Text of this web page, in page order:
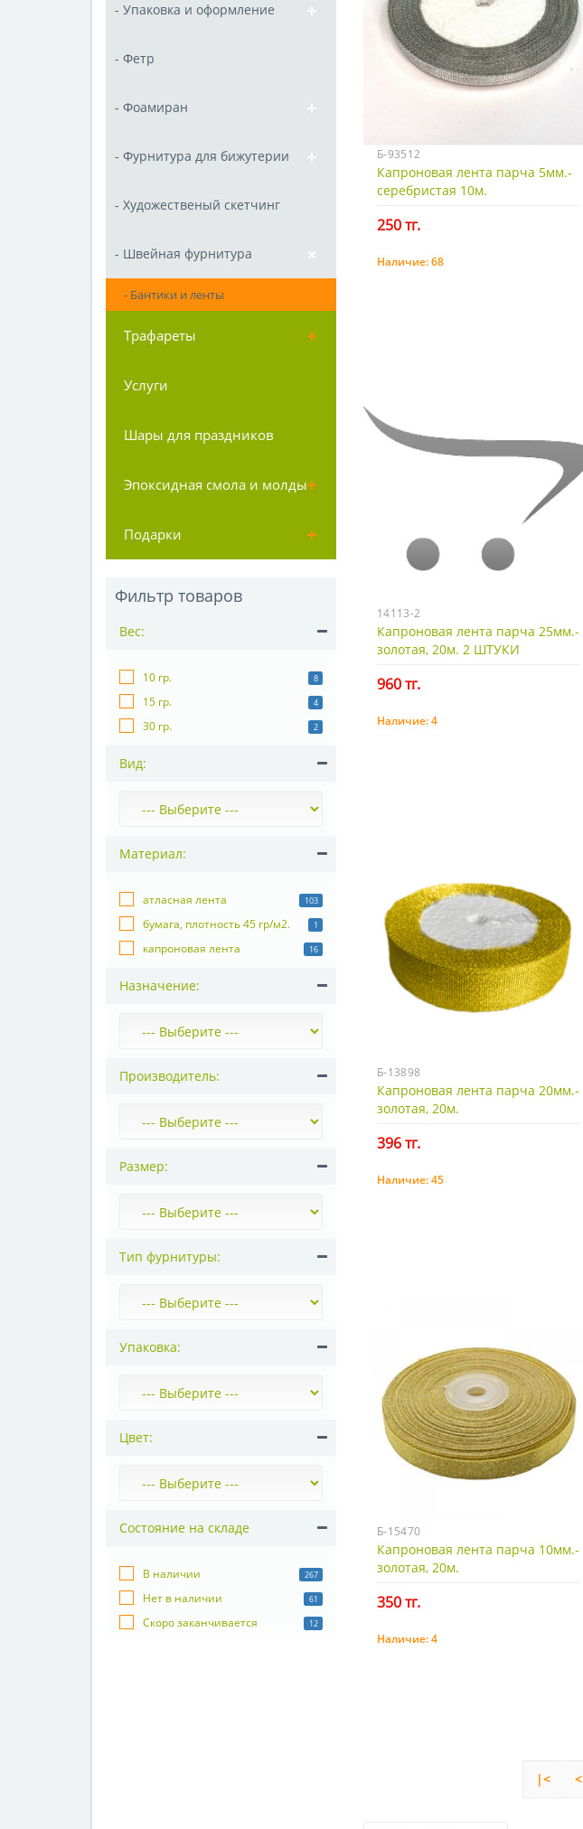
- Упаковка и оформление
- Фетр
- Фоамиран
- Фурнитура для бижутерии
- Художественый скетчинг
- Швейная фурнитура
- Бантики и ленты
Трафареты
Услуги
Шары для праздников
Эпоксидная смола и молды
Подарки
Фильтр товаров
Вес:
10 гр. 8
15 гр. 4
30 гр. 2
Вид:
Материал:
атласная лента 103
бумага, плотность 45 гр/м2. 1
капроновая лента 16
Назначение:
Производитель:
Размер:
Тип фурнитуры:
Упаковка:
Цвет:
Состояние на складе
В наличии 267
Нет в наличии 61
Скоро заканчивается 12
Б-93512
Капроновая лента парча 5мм.-
серебристая 10м.
250 тг.
Купить
Наличие:68
14113-2
Капроновая лента парча 25мм.-
золотая, 20м. 2 ШТУКИ
960 тг.
Купить
Наличие:4
Б-13898
Капроновая лента парча 20мм.-
золотая, 20м.
396 тг.
Купить
Наличие:45
Б-15470
Капроновая лента парча 10мм.-
золотая, 20м.
350 тг.
Купить
Наличие:4
|< <